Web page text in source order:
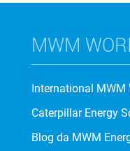
MWM
International MWM
Caterpillar Energy
Blog da MWM